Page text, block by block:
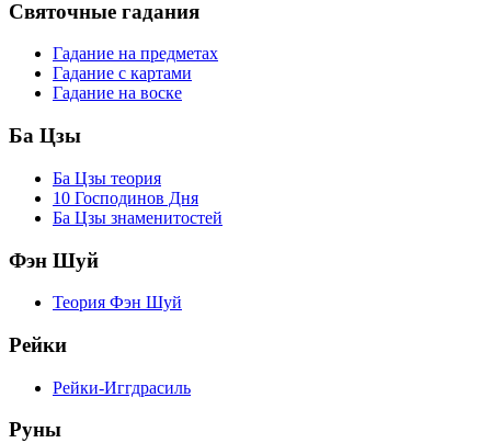
Святочные гадания
Гадание на предметах
Гадание с картами
Гадание на воске
Ба Цзы
Ба Цзы теория
10 Господинов Дня
Ба Цзы знаменитостей
Фэн Шуй
Теория Фэн Шуй
Рейки
Рейки-Иггдрасиль
Руны